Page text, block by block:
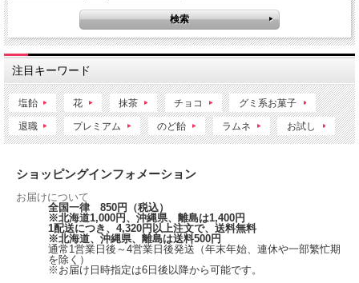
注目キーワード
塩飴 花 抹茶 チョコ グミ系お菓子
退職 プレミアム のど飴 ラムネ お試し
ショッピングインフォメーション
お届けについて
全国一律 850円（税込）
※北海道1,000円、沖縄県、離島は1,400円
1配送につき、4,320円以上注文で、送料無料
※北海道、沖縄県、離島は送料500円
通常1営業日後～4営業日後発送（年末年始、連休や一部繁忙期
を除く）
※お届け日時指定は6日後以降から可能です。